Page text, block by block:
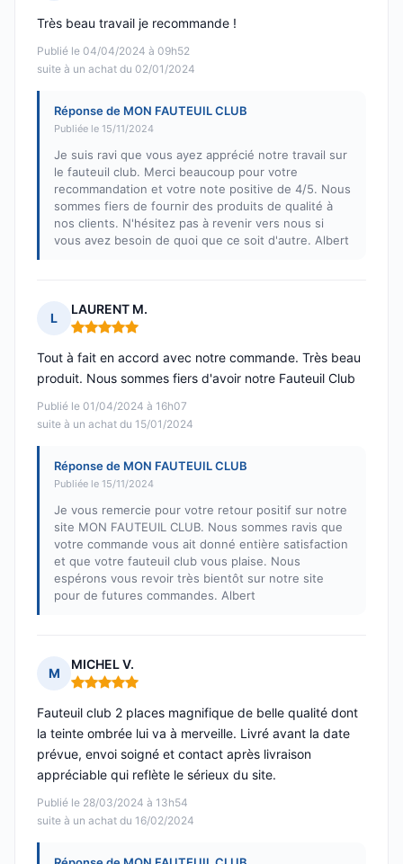
Publié le 04/04/2024 à 09h52
suite à un achat du 02/01/2024
Très beau travail je recommande !
Réponse de MON FAUTEUIL CLUB
Publiée le 15/11/2024
Je suis ravi que vous ayez apprécié notre travail sur
le fauteuil club. Merci beaucoup pour votre
recommandation et votre note positive de 4/5. Nous
sommes fiers de fournir des produits de qualité à
nos clients. N'hésitez pas à revenir vers nous si
vous avez besoin de quoi que ce soit d'autre. Albert
L
LAURENT M.
Note : 5 sur 5
Publié le 01/04/2024 à 16h07
suite à un achat du 15/01/2024
Tout à fait en accord avec notre commande. Très beau
produit. Nous sommes fiers d'avoir notre Fauteuil Club
Réponse de MON FAUTEUIL CLUB
Publiée le 15/11/2024
Je vous remercie pour votre retour positif sur notre
site MON FAUTEUIL CLUB. Nous sommes ravis que
votre commande vous ait donné entière satisfaction
et que votre fauteuil club vous plaise. Nous
espérons vous revoir très bientôt sur notre site
pour de futures commandes. Albert
M
MICHEL V.
Note : 5 sur 5
Publié le 28/03/2024 à 13h54
suite à un achat du 16/02/2024
Fauteuil club 2 places magnifique de belle qualité dont
la teinte ombrée lui va à merveille. Livré avant la date
prévue, envoi soigné et contact après livraison
appréciable qui reflète le sérieux du site.